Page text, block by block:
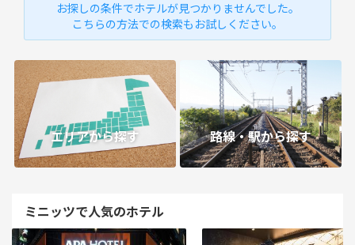
お探しの条件でホテルが見つかりませんでした。
こちらの方法での検索もお試しください。
エリアから探す 路線・駅から探す
ミニッツで人気のホテル